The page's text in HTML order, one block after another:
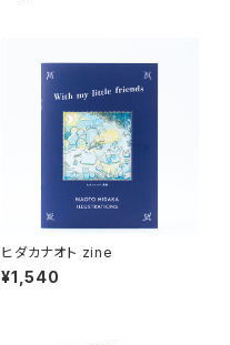
ヒダカナオト zine
¥1,540